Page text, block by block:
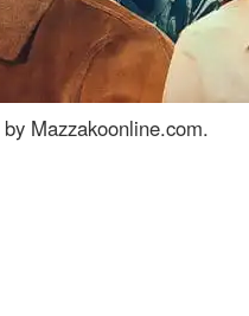
Mazzakoonline.com.